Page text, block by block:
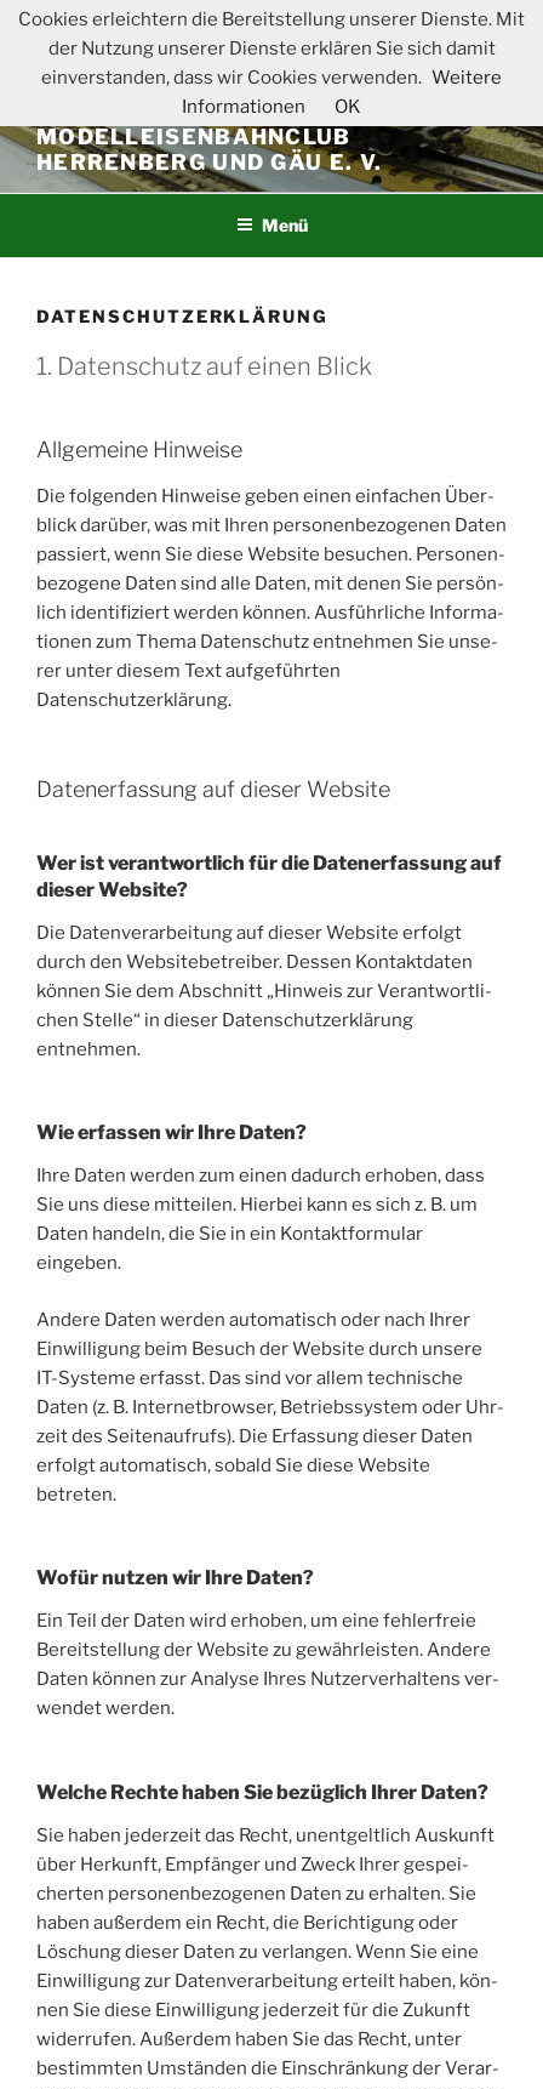
Zum
springen
MODELLEISENBAHNCLUB
HERRENBERG UND GÄU E. V.
Menü
DATENSCHUTZERKLÄRUNG
1. Datenschutz auf einen Blick
Allgemeine Hinweise
Die fol­gen­den Hin­wei­se geben einen ein­fa­chen Über­
blick dar­über, was mit Ihren per­so­nen­be­zo­ge­nen Daten
pas­siert, wenn Sie die­se Web­site besu­chen. Per­so­nen­
be­zo­ge­ne Daten sind alle Daten, mit denen Sie per­sön­
lich iden­ti­fi­ziert wer­den kön­nen. Aus­führ­li­che Infor­ma­
tio­nen zum The­ma Daten­schutz ent­neh­men Sie unse­
rer unter die­sem Text auf­ge­führ­ten
Datenschutzerklärung.
Datenerfassung auf dieser Website
Wer ist verantwortlich für die Datenerfassung auf
dieser Website?
Die Daten­ver­ar­bei­tung auf die­ser Web­site erfolgt
durch den Web­site­be­trei­ber. Des­sen Kon­takt­da­ten
kön­nen Sie dem Abschnitt „Hin­weis zur Ver­ant­wort­li­
chen Stel­le“ in die­ser Daten­schutz­er­klä­rung
entnehmen.
Wie erfassen wir Ihre Daten?
Ihre Daten wer­den zum einen dadurch erho­ben, dass
Sie uns die­se mit­tei­len. Hier­bei kann es sich z. B. um
Daten han­deln, die Sie in ein Kon­takt­for­mu­lar
eingeben.
Ande­re Daten wer­den auto­ma­tisch oder nach Ihrer
Ein­wil­li­gung beim Besuch der Web­site durch unse­re
IT-Sys­te­me erfasst. Das sind vor allem tech­ni­sche
Daten (z. B. Inter­net­brow­ser, Betriebs­sys­tem oder Uhr­
zeit des Sei­ten­auf­rufs). Die Erfas­sung die­ser Daten
erfolgt auto­ma­tisch, sobald Sie die­se Web­site
betreten.
Wofür nutzen wir Ihre Daten?
Ein Teil der Daten wird erho­ben, um eine feh­ler­freie
Bereit­stel­lung der Web­site zu gewähr­leis­ten. Ande­re
Daten kön­nen zur Ana­ly­se Ihres Nut­zer­ver­hal­tens ver­
wen­det werden.
Welche Rechte haben Sie bezüglich Ihrer Daten?
Sie haben jeder­zeit das Recht, unent­gelt­lich Aus­kunft
über Her­kunft, Emp­fän­ger und Zweck Ihrer gespei­
cher­ten per­so­nen­be­zo­ge­nen Daten zu erhal­ten. Sie
haben außer­dem ein Recht, die Berich­ti­gung oder
Löschung die­ser Daten zu ver­lan­gen. Wenn Sie eine
Ein­wil­li­gung zur Daten­ver­ar­bei­tung erteilt haben, kön­
nen Sie die­se Ein­wil­li­gung jeder­zeit für die Zukunft
wider­ru­fen. Außer­dem haben Sie das Recht, unter
bestimm­ten Umstän­den die Ein­schrän­kung der Ver­ar­
Cookies erleichtern die Bereitstellung unserer Dienste. Mit
der Nutzung unserer Dienste erklären Sie sich damit
einverstanden, dass wir Cookies verwenden. Weitere
Informationen
OK